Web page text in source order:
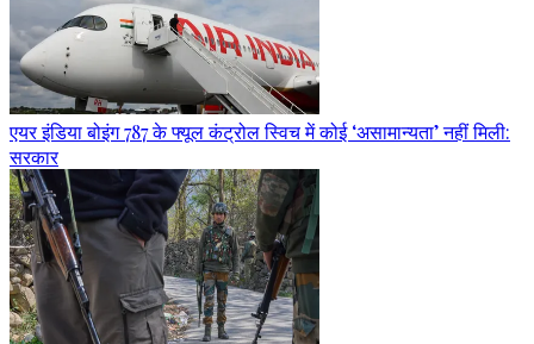
एयर इंडिया बोइंग 787 के फ्यूल कंट्रोल स्विच में कोई ‘असामान्यता’ नहीं मिली:
सरकार